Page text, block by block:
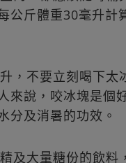
公斤體重30毫升計
，不要立刻喝下
來說，咬冰塊是個
分及消暑的功效。
及大量糖份的飲料